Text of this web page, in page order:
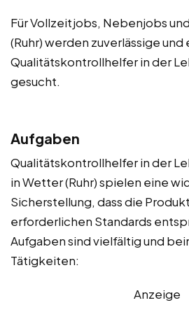
Für Vollzeitjobs, Nebenjobs
(Ruhr) werden zuverlässige
Qualitätskontrollhelfer in der
gesucht.
Aufgaben
Qualitätskontrollhelfer in der
in Wetter (Ruhr) spielen eine
Sicherstellung, dass die
erforderlichen Standards
Aufgaben sind vielfältig und
Tätigkeiten:
Anzeige